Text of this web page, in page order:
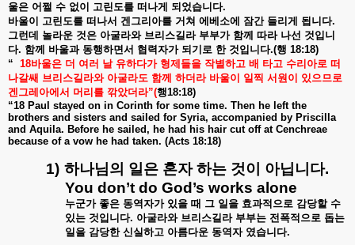
울은 어쩔 수 없이 고린도를 떠나게 되었습니다.
바울이
고린도를 떠나서 겐그리아를 거쳐 에베소에 잠간 들리게 됩니다.
그런데
놀라운 것은 아굴라와 브리스길라 부부가 함께 따라 나선 것입니
다. 함께 바울과 동행하면서 협력자가 되기로 한 것입니다.(행 18:18)
“ 18바울은 더 여러 날 유하다가 형제들을 작별하고 배 타고 수리아로 떠
나갈쌔 브리스길라와 아굴라도 함께 하더라 바울이 일찍 서원이
있으므로
겐그레아에서 머리를 깎았더라”(행18:18)
“18 Paul stayed on in Corinth for some time. Then he left the
brothers and sisters and sailed for Syria, accompanied by Priscilla
and Aquila. Before he sailed, he had his hair cut off at Cenchreae
because of a vow he had taken. (Acts 18:18)
1) 하나님의 일은 혼자 하는 것이 아닙니다.
You don’t do God’s works alone
누군가 좋은 동역자가 있을 때 그 일을 효과적으로 감당할 수
있는 것입니다. 아굴라와 브리스길라 부부는 전폭적으로 돕는
일을 감당한 신실하고 아름다운 동역자 였습니다.